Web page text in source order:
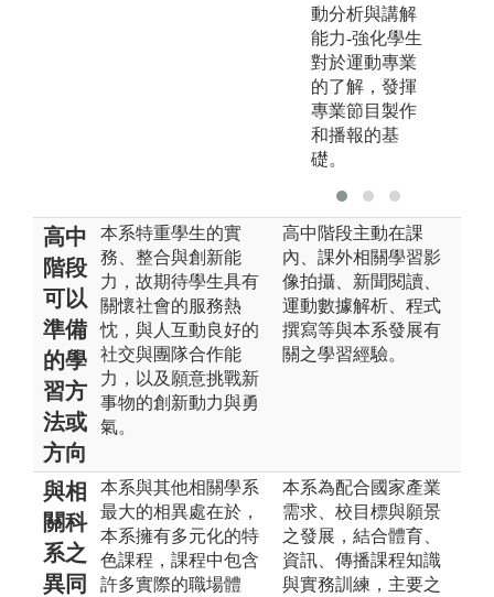
動分析與講解
能力-強化學生
對於運動專業
的了解，發揮
專業節目製作
和播報的基
礎。
高中
階段
可以
準備
的學
習方
法或
方向
本系特重學生的實
務、整合與創新能
力，故期待學生具有
關懷社會的服務熱
忱，與人互動良好的
社交與團隊合作能
力，以及願意挑戰新
事物的創新動力與勇
氣。
高中階段主動在課
內、課外相關學習影
像拍攝、新聞閱讀、
運動數據解析、程式
撰寫等與本系發展有
關之學習經驗。
與相
關科
系之
異同
本系與其他相關學系
最大的相異處在於，
本系擁有多元化的特
色課程，課程中包含
許多實際的職場體
本系為配合國家產業
需求、校目標與願景
之發展，結合體育、
資訊、傳播課程知識
與實務訓練，主要之